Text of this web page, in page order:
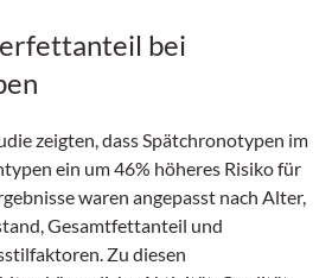
bei
zeigten, dass Spätchronotypen im
ein um 46% höheres Risiko für
waren angepasst nach Alter,
Gesamtfettanteil und
Zu diesen